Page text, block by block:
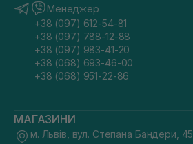
Менеджер
+38 (097) 612-54-81
+38 (097) 788-12-88
+38 (097) 983-41-20
+38 (068) 693-46-00
+38 (068) 951-22-86
МАГАЗИНИ
м. Львів, вул. Степана Бандери, 45